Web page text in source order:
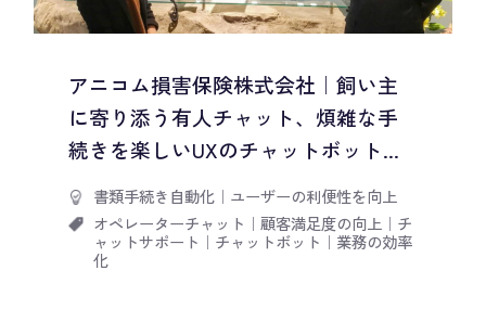
アニコム損害保険株式会社｜飼い主
に寄り添う有人チャット、煩雑な手
続きを楽しいUXのチャットボット...
書類手続き自動化｜ ユーザーの利便性を向上
オペレーターチャット ｜ 顧客満足度の向上｜ チ
ャットサポート ｜ チャットボット ｜ 業務の効率
化